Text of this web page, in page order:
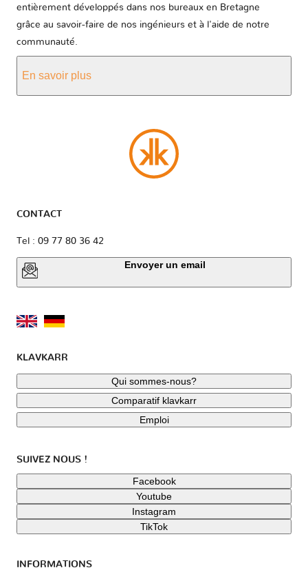
entièrement développés dans nos bureaux en Bretagne
grâce au savoir-faire de nos ingénieurs et à l'aide de notre
communauté.
En savoir plus
CONTACT
Tel : 09 77 80 36 42
Envoyer un email
KLAVKARR
Qui sommes-nous?
Comparatif klavkarr
Emploi
SUIVEZ NOUS !
Facebook
Youtube
Instagram
TikTok
INFORMATIONS